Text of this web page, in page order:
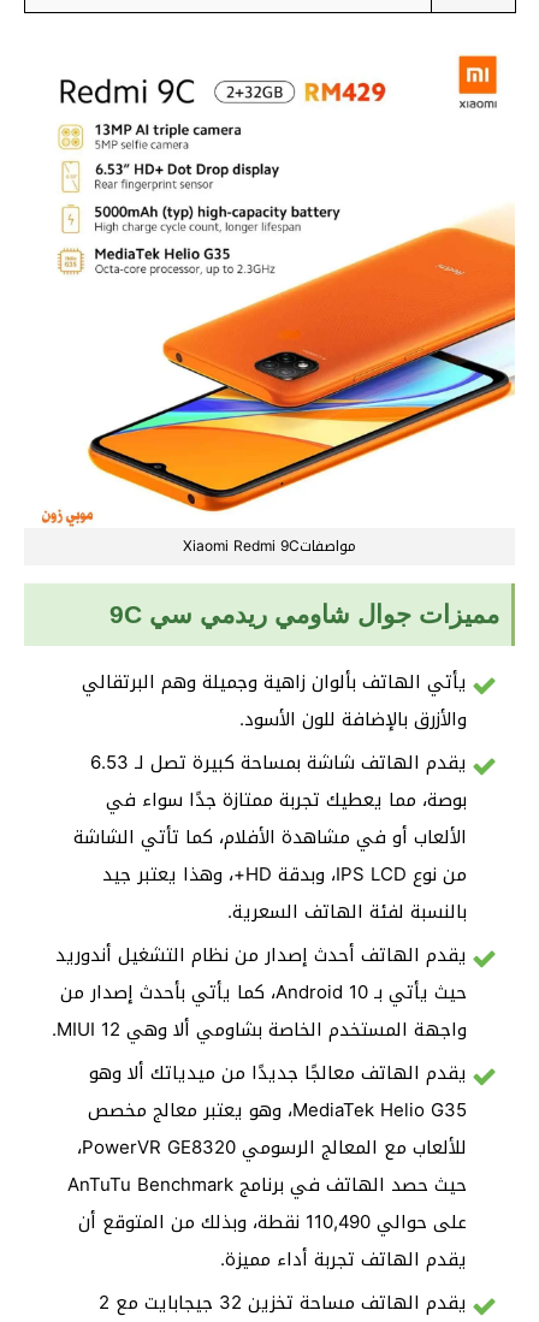
مواصفاتXiaomi Redmi 9C
مميزات جوال شاومي ريدمي سي 9C
يأتي الهاتف بألوان زاهية وجميلة وهم البرتقالي
والأزرق بالإضافة للون الأسود.
يقدم الهاتف شاشة بمساحة كبيرة تصل لـ 6.53
بوصة، مما يعطيك تجربة ممتازة جدًا سواء في
الألعاب أو في مشاهدة الأفلام، كما تأتي الشاشة
من نوع IPS LCD، وبدقة HD+، وهذا يعتبر جيد
بالنسبة لفئة الهاتف السعرية.
يقدم الهاتف أحدث إصدار من نظام التشغيل أندوريد
حيث يأتي بـ Android 10، كما يأتي بأحدث إصدار من
واجهة المستخدم الخاصة بشاومي ألا وهي MIUI 12.
يقدم الهاتف معالجًا جديدًا من ميدياتك ألا وهو
MediaTek Helio G35، وهو يعتبر معالج مخصص
للألعاب مع المعالج الرسومي PowerVR GE8320،
حيث حصد الهاتف في برنامج AnTuTu Benchmark
على حوالي 110,490 نقطة، وبذلك من المتوقع أن
يقدم الهاتف تجربة أداء مميزة.
يقدم الهاتف مساحة تخزين 32 جيجابايت مع 2